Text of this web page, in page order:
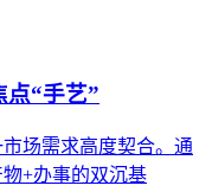
点“手艺”
场需求高度契合。通
+办事的双沉基